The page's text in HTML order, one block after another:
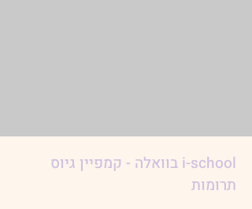
i-school בוואלה - קמפיין גיוס
תרומות